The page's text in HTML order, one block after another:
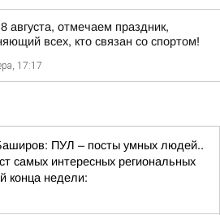
августа, отмечаем праздник,
всех, кто связан со спортом!
17:17
ПУЛ – посты умных людей..
самых интересных региональных
конца недели: